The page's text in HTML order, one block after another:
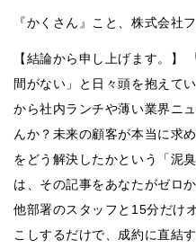
『かくさん』こと、株式会社
【結論から申し上げます。】
間がない」と日々頭を抱えて
から社内ランチや薄い業界ニ
んか？未来の顧客が本当に求
をどう解決したかという「泥
は、その記事をあなたがゼロ
他部署のスタッフと15分だけ
こしするだけで、成約に直結